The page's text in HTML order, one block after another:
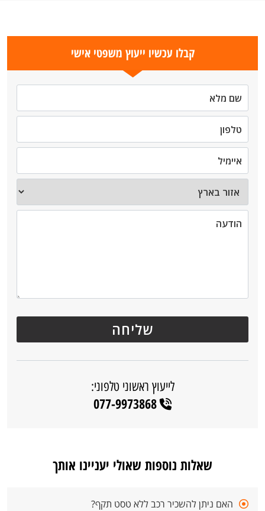
קבלו עכשיו ייעוץ משפטי אישי
לייעוץ ראשוני טלפוני:
077-9973868
שאלות נוספות שאולי יעניינו אותך
האם ניתן להשכיר רכב ללא טסט תקף?